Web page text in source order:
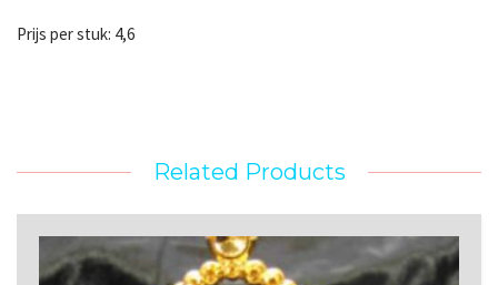
Prijs per stuk: 4,6
Related Products